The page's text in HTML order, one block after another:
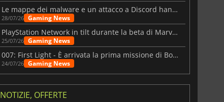
Le mappe dei malware e un attacco a Discord hanno colpito Meccha Chameleon
28/07/26 Gaming News
PlayStation Network in tilt durante la beta di Marvel Tōkon
25/07/26 Gaming News
007: First Light - È arrivata la prima missione di Bond dopo il lancio
24/07/26 Gaming News
NOTIZIE, OFFERTE